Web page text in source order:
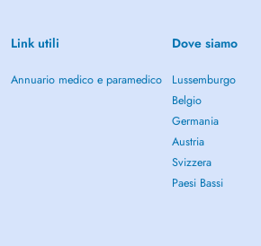
Link utili
Annuario medico e paramedico
Dove siamo
Lussemburgo
Belgio
Germania
Austria
Svizzera
Paesi Bassi